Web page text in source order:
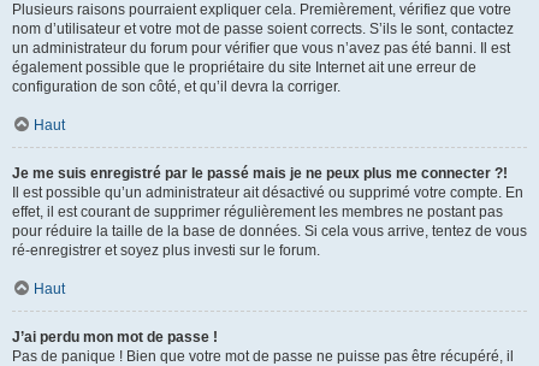
Plusieurs raisons pourraient expliquer cela. Premièrement, vérifiez que votre
nom d’utilisateur et votre mot de passe soient corrects. S’ils le sont, contactez
un administrateur du forum pour vérifier que vous n’avez pas été banni. Il est
également possible que le propriétaire du site Internet ait une erreur de
configuration de son côté, et qu’il devra la corriger.
Haut
Je me suis enregistré par le passé mais je ne peux plus me connecter ?!
Il est possible qu’un administrateur ait désactivé ou supprimé votre compte. En
effet, il est courant de supprimer régulièrement les membres ne postant pas
pour réduire la taille de la base de données. Si cela vous arrive, tentez de vous
ré-enregistrer et soyez plus investi sur le forum.
Haut
J’ai perdu mon mot de passe !
Pas de panique ! Bien que votre mot de passe ne puisse pas être récupéré, il